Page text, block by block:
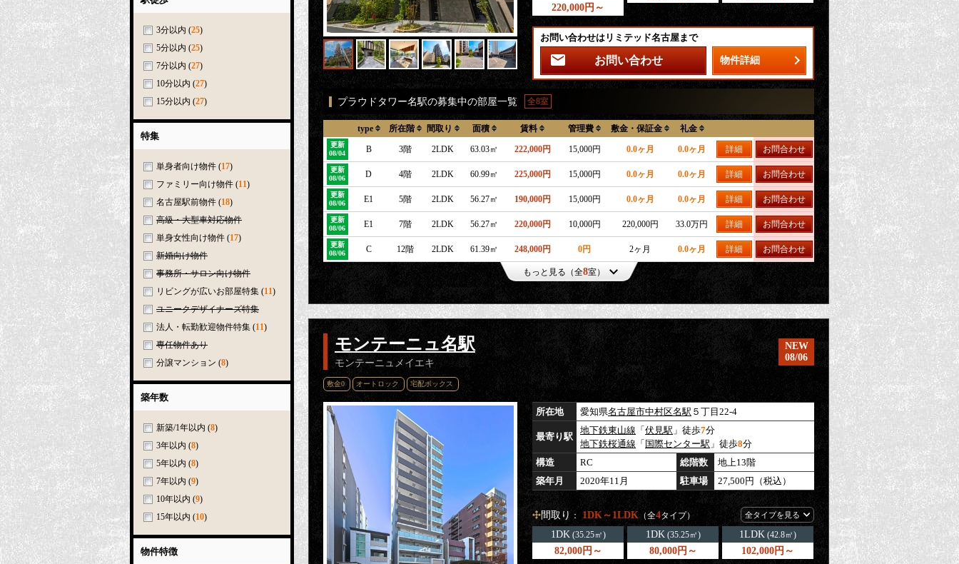
3分以内 (25)
5分以内 (25)
7分以内 (27)
10分以内 (27)
15分以内 (27)
特集
単身者向け物件 (17)
ファミリー向け物件 (11)
名古屋駅前物件 (18)
高級・大型車対応物件
単身女性向け物件 (17)
新婚向け物件
事務所・サロン向け物件
リビングが広いお部屋特集 (11)
ユニークデザイナーズ特集
法人・転勤歓迎物件特集 (11)
専任物件あり
分譲マンション (8)
築年数
新築/1年以内 (8)
3年以内 (8)
5年以内 (8)
7年以内 (9)
10年以内 (9)
15年以内 (10)
物件特徴
220,000円～
お問い合わせはリミテッド名古屋まで
お問い合わせ 物件詳細
プラウドタワー名駅の募集中の部屋一覧 全8室
type 所在階 間取り 面積 賃料 管理費 敷金・保証金 礼金
更新
08/04
B 3階 2LDK 63.03㎡ 222,000円 15,000円 0.0ヶ月 0.0ヶ月 詳細 お問合わせ
更新
08/06
D 4階 2LDK 60.99㎡ 225,000円 15,000円 0.0ヶ月 0.0ヶ月 詳細 お問合わせ
更新
08/06
E1 5階 2LDK 56.27㎡ 190,000円 15,000円 0.0ヶ月 0.0ヶ月 詳細 お問合わせ
更新
08/06
E1 7階 2LDK 56.27㎡ 220,000円 10,000円 220,000円 33.0万円 詳細 お問合わせ
更新
08/06
C 12階 2LDK 61.39㎡ 248,000円 0円 2ヶ月 0.0ヶ月 詳細 お問合わせ
もっと見る（全8室）
モンテーニュ名駅
モンテーニュメイエキ
NEW
08/06
敷金0 オートロック 宅配ボックス
所在地 愛知県名古屋市中村区名駅 ５丁目22-4
最寄り駅
地下鉄東山線 「 伏見駅 」徒歩7分
地下鉄桜通線 「 国際センター駅 」徒歩8分
構造
RC 総階数
地上13階
築年月
2020年11月 駐車場 27,500円（税込）
間取り ： 1DK～1LDK （全4タイプ） 全タイプを見る
1DK(35.25㎡)
82,000円～
1DK(35.25㎡)
80,000円～
1LDK (42.8㎡)
102,000円～